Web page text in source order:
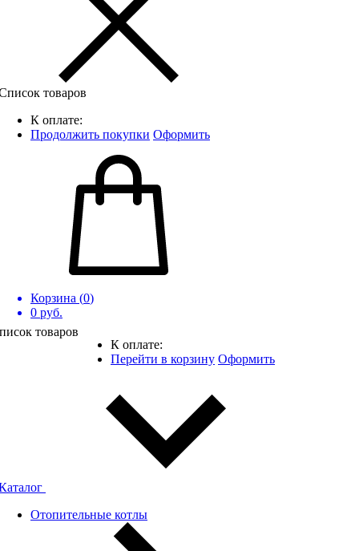
товаров
К оплате:
Продолжить покупки Оформить
Корзина (0)
0 руб.
товаров
К оплате:
Перейти в корзину Оформить
Отопительные котлы